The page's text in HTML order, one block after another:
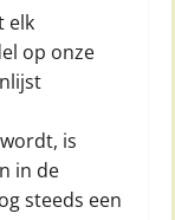
elk
op onze
is
in de
steeds een